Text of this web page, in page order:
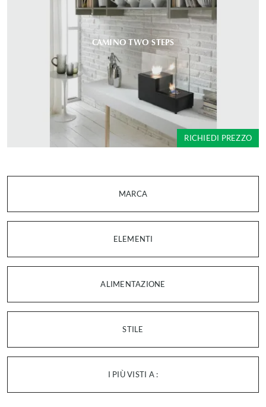
MARCA
ELEMENTI
ALIMENTAZIONE
STILE
I PIÙ VISTI A :
CAMINO TWO STEPS
RICHIEDI PREZZO